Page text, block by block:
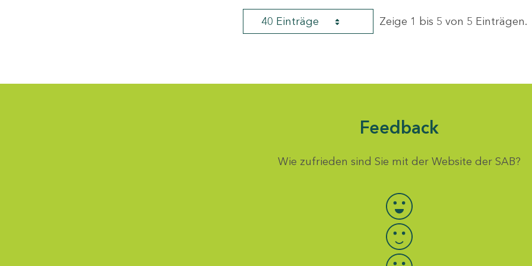
40 Einträge Zeige 1 bis 5 von 5 Einträgen.
Feedback
Wie zufrieden sind Sie mit der Website der SAB?
Bewertung auswählen